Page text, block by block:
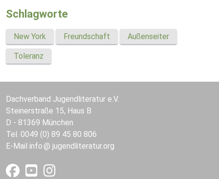
Schlagworte
New York Freundschaft Außenseiter
Toleranz
Dachverband Jugendliteratur e.V.
Steinerstraße 15, Haus B
D - 81369 München
Tel. 0049 (0) 89 45 80 806
E-Mail info jugendliteratur.org